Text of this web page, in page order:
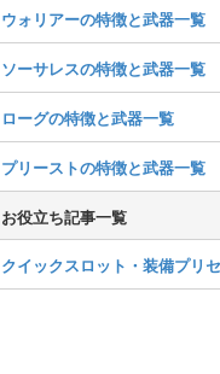
ウォリアーの特徴と武器一覧
ソーサレスの特徴と武器一覧
ローグの特徴と武器一覧
プリーストの特徴と武器一覧
お役立ち記事一覧
クイックスロット・装備プリ